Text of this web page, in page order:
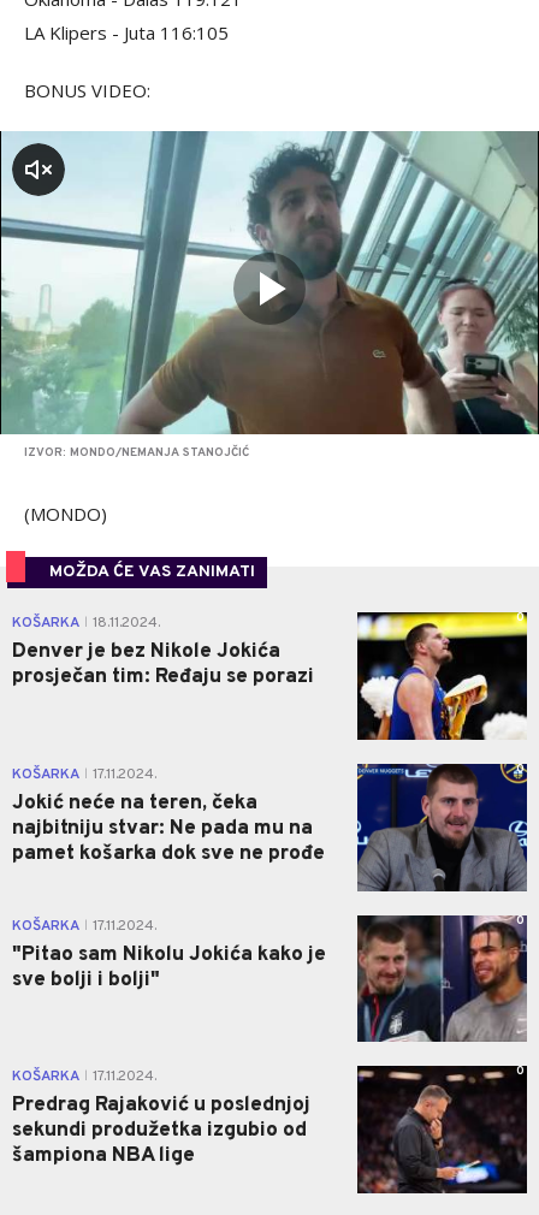
LA Klipers - Juta 116:105
BONUS VIDEO:
IZVOR: MONDO/NEMANJA STANOJČIĆ
(MONDO)
MOŽDA ĆE VAS ZANIMATI
KOŠARKA 18.11.2024.
Denver je bez Nikole Jokića
prosječan tim: Ređaju se porazi
0
KOŠARKA 17.11.2024.
Jokić neće na teren, čeka
najbitniju stvar: Ne pada mu na
pamet košarka dok sve ne prođe
0
KOŠARKA 17.11.2024.
"Pitao sam Nikolu Jokića kako je
sve bolji i bolji"
0
KOŠARKA 17.11.2024.
Predrag Rajaković u poslednjoj
sekundi produžetka izgubio od
šampiona NBA lige
0